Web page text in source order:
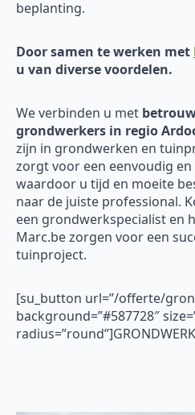
beplanting.
Door samen te werken met
u van diverse voordelen.
We verbinden u met
grondwerkers in regio
zijn in grondwerken en
zorgt voor een eenvoudig
waardoor u tijd en moeite
naar de juiste professional.
een grondwerkspecialist en
Marc.be zorgen voor een
tuinproject.
[su_button url=”/offerte/
background=”#587728″